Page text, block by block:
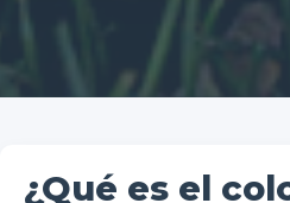
¿Qué es el